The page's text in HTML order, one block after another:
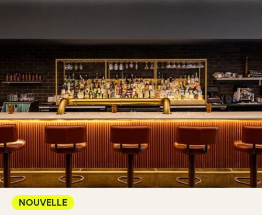
NOUVELLE